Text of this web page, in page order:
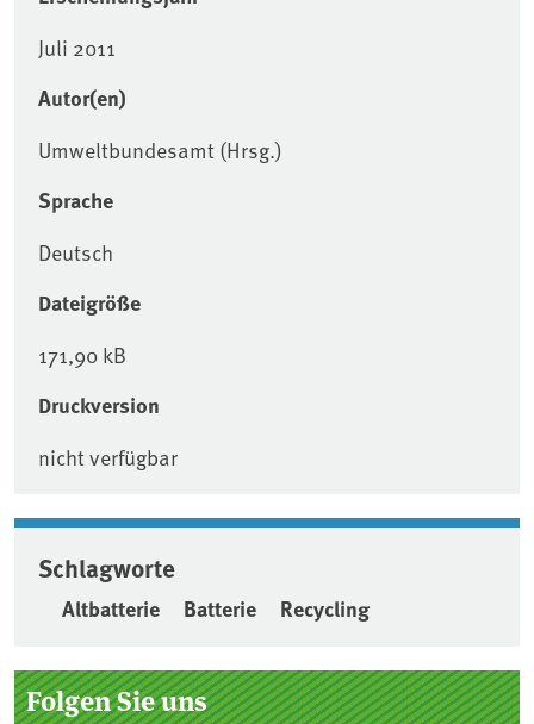
Juli 2011
Autor(en)
Umweltbundesamt (Hrsg.)
Sprache
Deutsch
Dateigröße
171,90 kB
Druckversion
nicht verfügbar
Schlagworte
Altbatterie Batterie Recycling
Seitenleiste
Folgen Sie uns